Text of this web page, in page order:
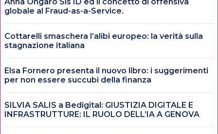
globale al Fraud-as-a-Service.
Cottarelli smaschera l’alibi europeo: la verità sulla
stagnazione italiana
Elsa Fornero presenta il nuovo libro: i suggerimenti
per non essere succubi della finanza
SILVIA SALIS a Bedigital: GIUSTIZIA DIGITALE E
INFRASTRUTTURE: IL RUOLO DELL’IA A GENOVA